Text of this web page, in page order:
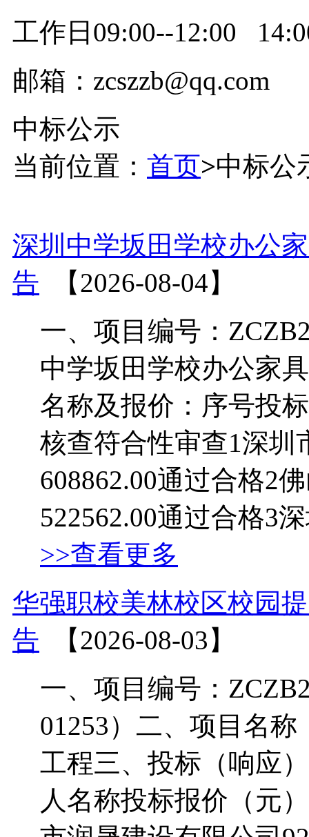
工作日09:00--12:00
邮箱：zcszzb@qq.com
中标公示
当前位置： 首页>中标公
深圳中学坂田学校办公
告 【2026-08-04】
一、项目编号：
中学坂田学校办公家
名称及报价：序号投
核查符合性审查1深圳
608862.00通过合格2
522562.00通过合格3
>>查看更多
华强职校美林校区校园
告 【2026-08-03】
一、项目编号：
01253）二、项目名
工程三、投标（响应
人名称投标报价（元